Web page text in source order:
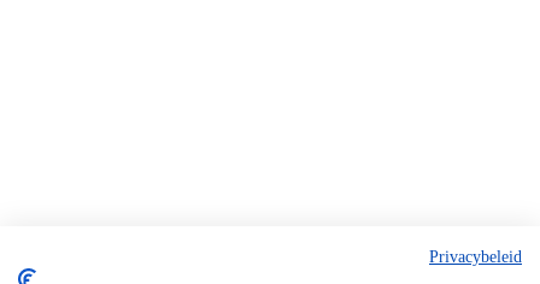
Privacybeleid